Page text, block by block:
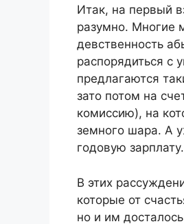
Итак, на первый
разумно. Многие
девственность
распорядиться с
предлагаются
зато потом на
комиссию), на
земного шара. А
годовую
В этих
которые от
но и им